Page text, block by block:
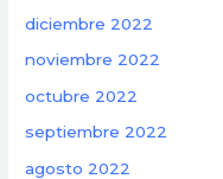
diciembre 2022
noviembre 2022
octubre 2022
septiembre 2022
agosto 2022